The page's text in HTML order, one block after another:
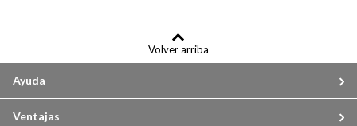
Volver arriba
Ayuda
Ventajas